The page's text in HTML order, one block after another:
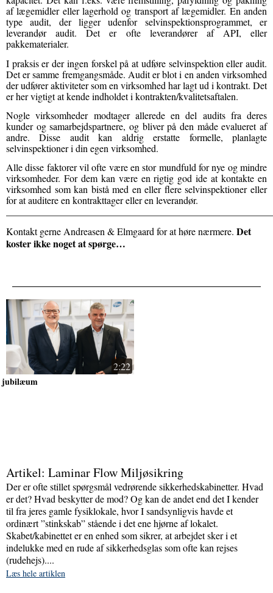
af lægemidler eller lagerhold og transport af lægemidler. En anden
type audit, der ligger udenfor selvinspektionsprogrammet, er
leverandør audit. Det er ofte leverandører af API, eller
pakkematerialer.
I praksis er der ingen forskel på at udføre selvinspektion eller audit.
Det er samme fremgangsmåde. Audit er blot i en anden virksomhed
der udfører aktiviteter som en virksomhed har lagt ud i kontrakt. Det
er her vigtigt at kende indholdet i kontrakten/kvalitetsaftalen.
Nogle virksomheder modtager allerede en del audits fra deres
kunder og samarbejdspartnere, og bliver på den måde evalueret af
andre. Disse audit kan aldrig erstatte formelle, planlagte
selvinspektioner i din egen virksomhed.
Alle disse faktorer vil ofte være en stor mundfuld for nye og mindre
virksomheder. For dem kan være en rigtig god ide at kontakte en
virksomhed som kan bistå med en eller flere selvinspektioner eller
for at auditere en kontrakttager eller en leverandør.
Kontakt gerne Andreasen & Elmgaard for at høre nærmere. Det
koster ikke noget at spørge…
2:22
Artikel: Laminar Flow Miljøsikring
Der er ofte stillet spørgsmål vedrørende sikkerhedskabinetter. Hvad
er det? Hvad beskytter de mod? Og kan de andet end det I kender
til fra jeres gamle fysiklokale, hvor I sandsynligvis havde et
ordinært ”stinkskab” stående i det ene hjørne af lokalet.
Skabet/kabinettet er en enhed som sikrer, at arbejdet sker i et
indelukke med en rude af sikkerhedsglas som ofte kan rejses
(rudehejs)....
Læs hele artiklen